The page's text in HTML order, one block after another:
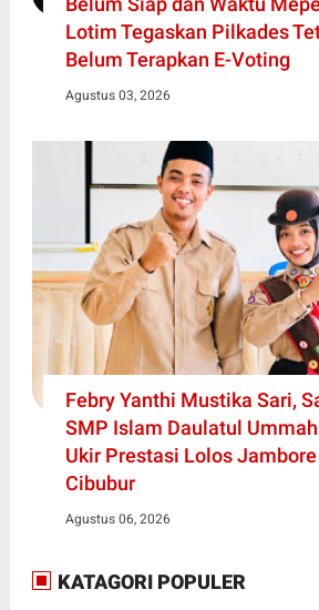
Lotim Tegaskan Pilkades
Belum Terapkan E-Voting
Agustus 03, 2026
Febry Yanthi Mustika Sari,
SMP Islam Daulatul
Ukir Prestasi Lolos
Cibubur
Agustus 06, 2026
KATAGORI POPULER